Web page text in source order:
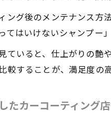
ング後のメンテナンス方
てはいけないシャンプー
ていると、仕上がりの艶
較することが、満足度の
たカーコーティング